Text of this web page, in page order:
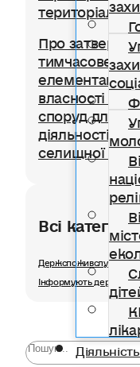
Про
тимчасове
елементами
власності
споруд для
діяльності на
селищної
Всі
Держспоживслужби в
Інформують державні